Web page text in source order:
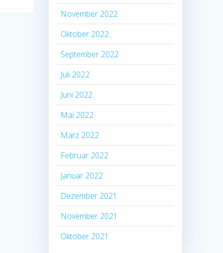
November 2022
Oktober 2022
September 2022
Juli 2022
Juni 2022
Mai 2022
März 2022
Februar 2022
Januar 2022
Dezember 2021
November 2021
Oktober 2021